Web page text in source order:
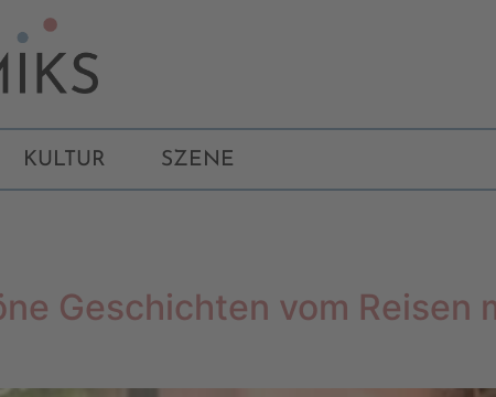
KULTUR SZENE
Geschichten vom Reisen